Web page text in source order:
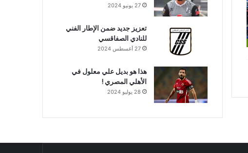
27 يونيو 2024
تعزيز جديد ضمن الإطار الفني
للنادي الصفاقسي
27 أغسطس 2024
هذا هو بديل علي معلول في
الأهلي المصري !
28 يوليو 2024